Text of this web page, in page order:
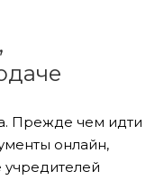
Прежде чем идти
онлайн,